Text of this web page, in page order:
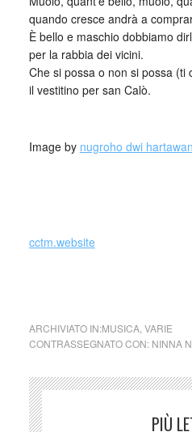
quando cresce andrà a
È bello e maschio dobbiamo
per la rabbia dei vicini.
Che si possa o non si possa (ti
il vestitino per san Calò.
Image by nugroho dwi hartawan
cctm.website
ARCHIVIATO IN:MUSICA, VARIE
CONTRASSEGNATO CON: NINNA
PIÙ